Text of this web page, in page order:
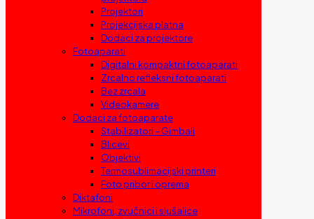
Projektori
Projekcijska platna
Dodaci za projektore
Fotoaparati
Digitalni kompaktni fotoaparati
Zrcalno refleksni fotoaparati
Bez zrcala
Videokamere
Dodaci za fotoaparate
Stabilizatori – Gimbali
Blicevi
Objektivi
Termosublimacijski printeri
Foto pribor i oprema
Diktafoni
Mikrofoni, zvučnici i slušalice